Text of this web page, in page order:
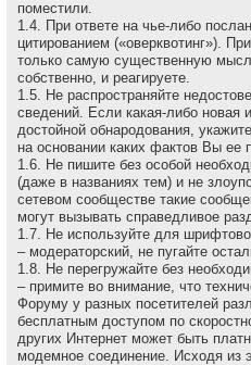
поместили.
1.4. При ответе на чье-либо
цитированием («оверквотинг»).
только самую существенную
собственно, и реагируете.
1.5. Не распространяйте
сведений. Если какая-либо новая
достойной обнародования,
на основании каких фактов Вы ее
1.6. Не пишите без особой
(даже в названиях тем) и не
сетевом сообществе такие
могут вызывать справедливое
1.7. Не используйте для
– модераторский, не пугайте
1.8. Не перегружайте без
– примите во внимание, что
Форуму у разных посетителей
бесплатным доступом по
других Интернет может быть
модемное соединение. Исходя из